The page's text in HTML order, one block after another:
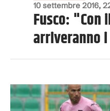
10 settembre 2016,
Fusco: "Con
arriveranno